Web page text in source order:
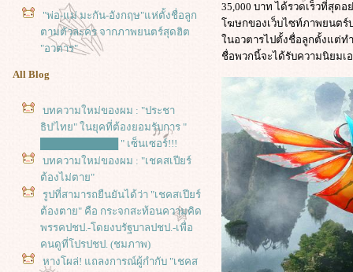
"พ่อ-แม่ มะกัน-อังกฤษ"แห่ตั้งชื่อลูก
ตามตัวละคร จากภาพยนตร์สุดฮิต
"อวตาร"
All Blog
บทความใหม่ของผม : "ประชา
ธิป'ไทย" ในยุคที่ต้องยอมรับการ "
███████████ " เซ็นเซอร์!!!
บทความใหม่ของผม : "เชคสเปียร์
ต้องไม่ตาย"
รูปที่สามารถยืนยันได้ว่า "เชคสเปียร์
ต้องตาย" คือ กระจกสะท้อนความคิด
พรรคปชป.-โดยงบรัฐบาลปชป.-เพื่อ
คนดูที่โปรปชป. (ชมภาพ)
หางโผล่! แถลงการณ์ผู้กำกับ "เชคส
35,000 บาท ได้รวดเร็วที่สุด
ฆษกของเว็บไซท์ภาพยนตร์
นอวตารไปตั้งชื่อลูกตั้งแต่ทำ
ชื่อพวกนี้จะได้รับความนิยมเ